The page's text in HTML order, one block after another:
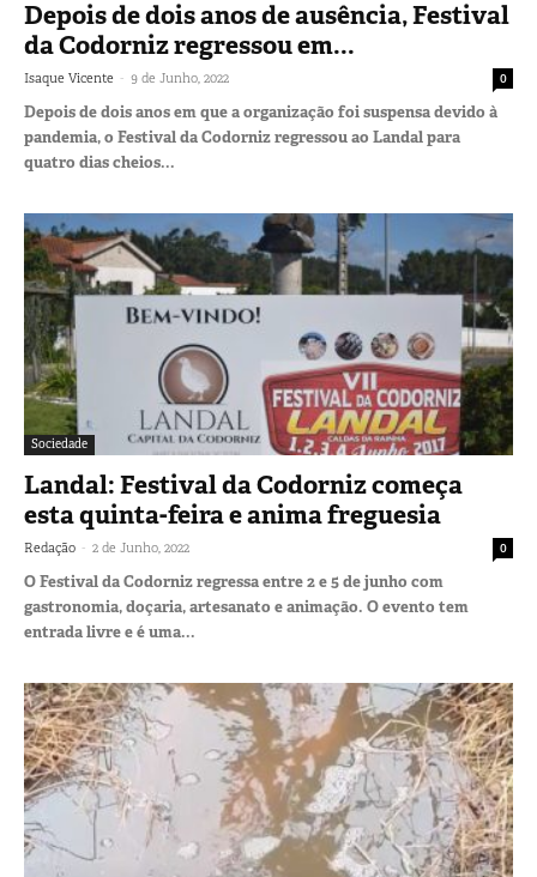
Depois de dois anos de ausência, Festival
da Codorniz regressou em...
Isaque Vicente - 9 de Junho, 2022 0
Depois de dois anos em que a organização foi suspensa devido à
pandemia, o Festival da Codorniz regressou ao Landal para
quatro dias cheios...
Sociedade
Landal: Festival da Codorniz começa
esta quinta-feira e anima freguesia
Redação - 2 de Junho, 2022 0
O Festival da Codorniz regressa entre 2 e 5 de junho com
gastronomia, doçaria, artesanato e animação. O evento tem
entrada livre e é uma...